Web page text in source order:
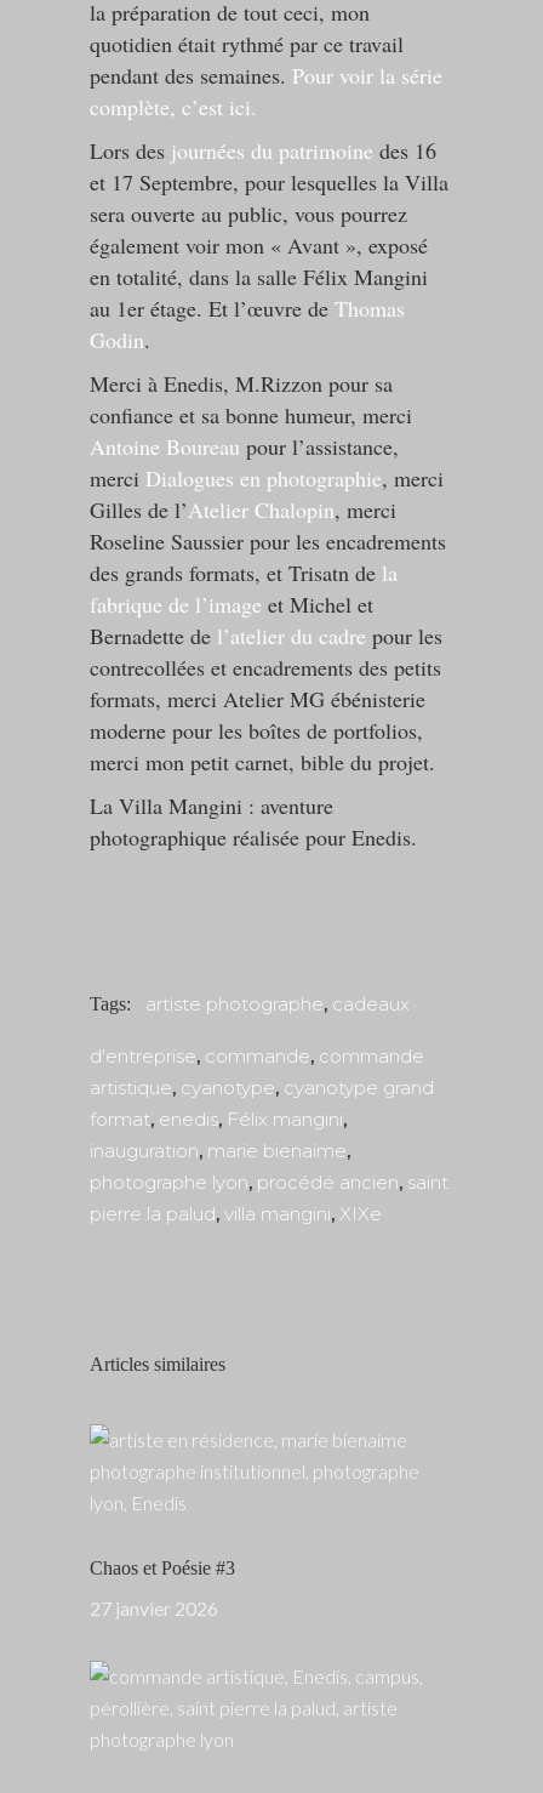
la préparation de tout ceci, mon
quotidien était rythmé par ce travail
pendant des semaines. Pour voir la série
complète, c’est ici.
Lors des journées du patrimoine des 16
et 17 Septembre, pour lesquelles la Villa
sera ouverte au public, vous pourrez
également voir mon « Avant », exposé
en totalité, dans la salle Félix Mangini
au 1er étage. Et l’œuvre de Thomas
Godin.
Merci à Enedis, M.Rizzon pour sa
confiance et sa bonne humeur, merci
Antoine Boureau pour l’assistance,
merci Dialogues en photographie, merci
Gilles de l’Atelier Chalopin, merci
Roseline Saussier pour les encadrements
des grands formats, et Trisatn de la
fabrique de l’image et Michel et
Bernadette de l’atelier du cadre pour les
contrecollées et encadrements des petits
formats, merci Atelier MG ébénisterie
moderne pour les boîtes de portfolios,
merci mon petit carnet, bible du projet.
La Villa Mangini : aventure
photographique réalisée pour Enedis.
Tags: artiste photographe, cadeaux
d'entreprise, commande, commande
artistique, cyanotype, cyanotype grand
format, enedis, Félix mangini,
inauguration, marie bienaime,
photographe lyon, procédé ancien, saint
pierre la palud, villa mangini, XIXe
Articles similaires
Chaos et Poésie #3
27 janvier 2026